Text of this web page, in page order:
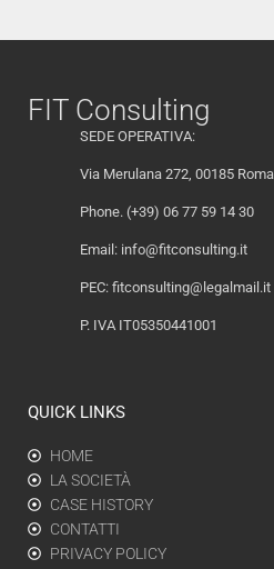
FIT Consulting
SEDE OPERATIVA:
Via Merulana 272, 00185 Roma
Phone. (+39) 06 77 59 14 30
Email: info@fitconsulting.it
PEC: fitconsulting@legalmail.it
P. IVA IT05350441001
QUICK LINKS
HOME
LA SOCIETÀ
CASE HISTORY
CONTATTI
PRIVACY POLICY